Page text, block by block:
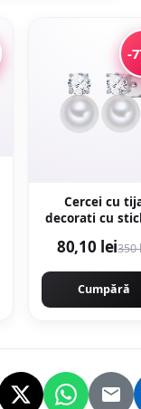
-
Cercei cu
decorati cu
80,10 lei350
Cumpără